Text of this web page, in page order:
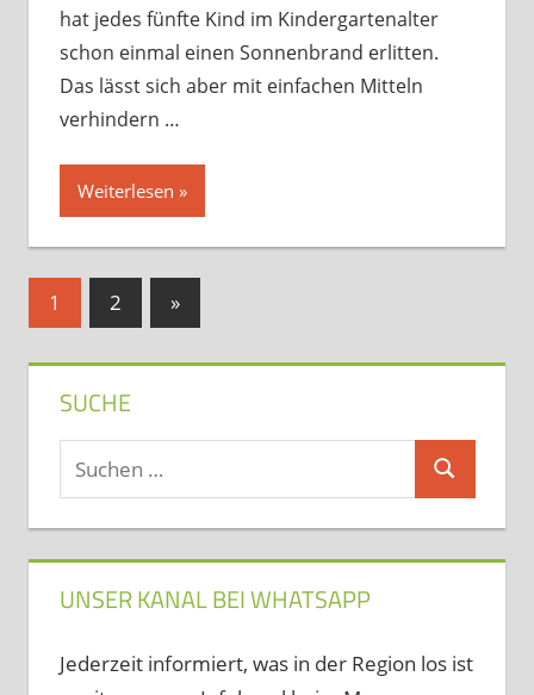
hat jedes fünfte Kind im Kindergartenalter
schon einmal einen Sonnenbrand erlitten.
Das lässt sich aber mit einfachen Mitteln
verhindern …
Weiterlesen
Seitennummerierung
Beiträge
1 2
Nächste
Beiträge
»
SUCHE
Suchen
nach:
Suchen
UNSER KANAL BEI WHATSAPP
Jederzeit informiert, was in der Region los ist